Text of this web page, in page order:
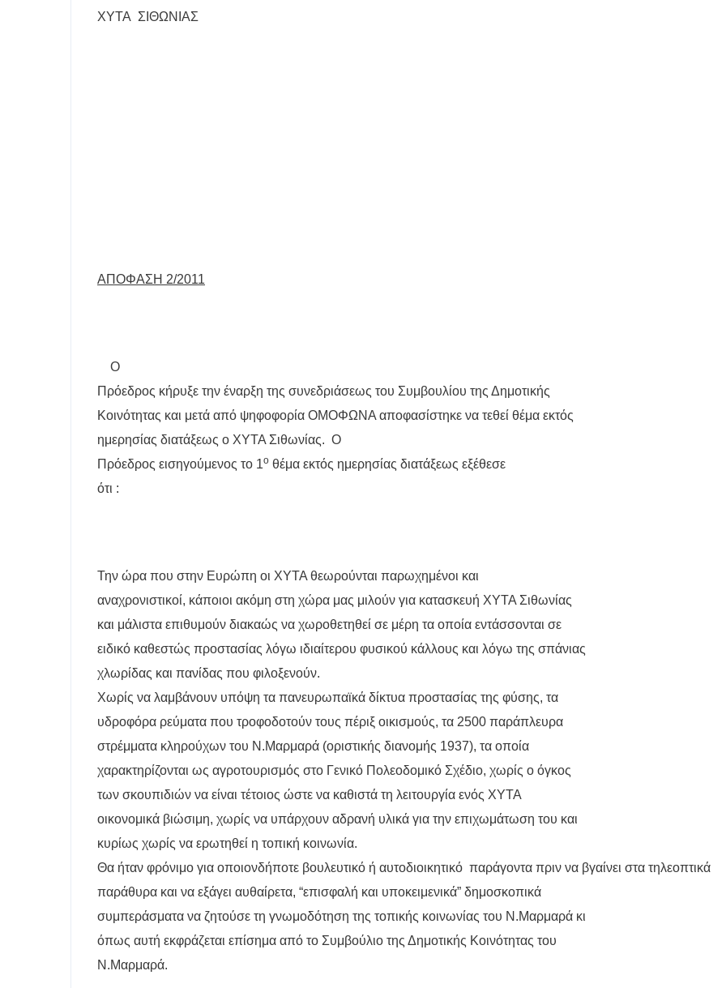
ΧΥΤΑ ΣΙΘΩΝΙΑΣ
ΑΠΟΦΑΣΗ 2/2011
Ο
Πρόεδρος κήρυξε την έναρξη της συνεδριάσεως του Συμβουλίου της Δημοτικής
Κοινότητας και μετά από ψηφοφορία ΟΜΟΦΩΝΑ αποφασίστηκε να τεθεί θέμα εκτός
ημερησίας διατάξεως ο ΧΥΤΑ Σιθωνίας. Ο
Πρόεδρος εισηγούμενος το 1ο θέμα εκτός ημερησίας διατάξεως εξέθεσε
ότι :
Την ώρα που στην Ευρώπη οι ΧΥΤΑ θεωρούνται παρωχημένοι και
αναχρονιστικοί, κάποιοι ακόμη στη χώρα μας μιλούν για κατασκευή ΧΥΤΑ Σιθωνίας
και μάλιστα επιθυμούν διακαώς να χωροθετηθεί σε μέρη τα οποία εντάσσονται σε
ειδικό καθεστώς προστασίας λόγω ιδιαίτερου φυσικού κάλλους και λόγω της σπάνιας
χλωρίδας και πανίδας που φιλοξενούν.
Χωρίς να λαμβάνουν υπόψη τα πανευρωπαϊκά δίκτυα προστασίας της φύσης, τα
υδροφόρα ρεύματα που τροφοδοτούν τους πέριξ οικισμούς, τα 2500 παράπλευρα
στρέμματα κληρούχων του Ν.Μαρμαρά (οριστικής διανομής 1937), τα οποία
χαρακτηρίζονται ως αγροτουρισμός στο Γενικό Πολεοδομικό Σχέδιο, χωρίς ο όγκος
των σκουπιδιών να είναι τέτοιος ώστε να καθιστά τη λειτουργία ενός ΧΥΤΑ
οικονομικά βιώσιμη, χωρίς να υπάρχουν αδρανή υλικά για την επιχωμάτωση του και
κυρίως χωρίς να ερωτηθεί η τοπική κοινωνία.
Θα ήταν φρόνιμο για οποιονδήποτε βουλευτικό ή αυτοδιοικητικό παράγοντα πριν να βγαίνει στα τηλεοπτικά
παράθυρα και να εξάγει αυθαίρετα, “επισφαλή και υποκειμενικά” δημοσκοπικά
συμπεράσματα να ζητούσε τη γνωμοδότηση της τοπικής κοινωνίας του Ν.Μαρμαρά κι
όπως αυτή εκφράζεται επίσημα από το Συμβούλιο της Δημοτικής Κοινότητας του
Ν.Μαρμαρά.